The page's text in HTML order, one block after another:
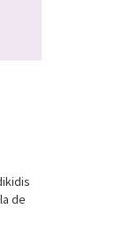
de